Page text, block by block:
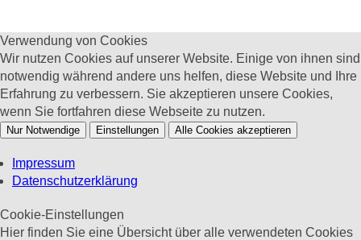
Verwendung von Cookies
Wir nutzen Cookies auf unserer Website. Einige von ihnen sind
notwendig während andere uns helfen, diese Website und Ihre
Erfahrung zu verbessern. Sie akzeptieren unsere Cookies,
wenn Sie fortfahren diese Webseite zu nutzen.
Nur Notwendige Einstellungen Alle Cookies akzeptieren
Impressum
Datenschutzerklärung
Cookie-Einstellungen
Hier finden Sie eine Übersicht über alle verwendeten Cookies